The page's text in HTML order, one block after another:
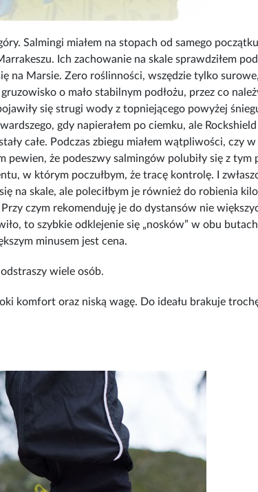
Salmingi miałem na stopach od samego
Ich zachowanie na skale sprawdziłem
na Marsie. Zero roślinności, wszędzie tylko
o mało stabilnym podłożu, przez co
się strugi wody z topniejącego powyżej
gdy napierałem po ciemku, ale Rockshield
całe. Podczas zbiegu miałem wątpliwości, czy
że podeszwy salmingów polubiły się z tym
w którym poczułbym, że tracę kontrolę. I
na skale, ale poleciłbym je również do robienia
czym rekomenduję je do dystansów nie
to szybkie odklejenie się „nosków” w obu
minusem jest cena.
wiele osób.
komfort oraz niską wagę. Do ideału brakuje